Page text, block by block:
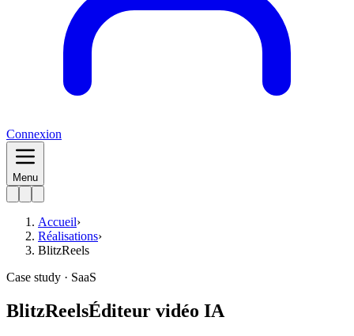
Connexion
Menu
Accueil›
Réalisations›
BlitzReels
Case study · SaaS
BlitzReelsÉditeur vidéo IA